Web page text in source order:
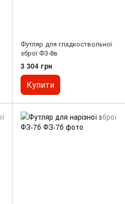
Футляр для гладкоствольної
зброї ФЗ-8в
3 304 грн
Купити